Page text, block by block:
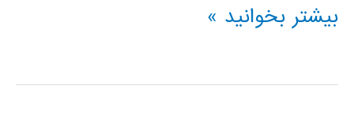
فیلم
simElectronics
بیشتر بخوانید »